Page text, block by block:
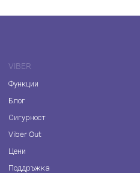
VIBER
Функции
Блог
Сигурност
Viber Out
Цени
Поддръжка